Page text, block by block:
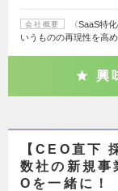
会社概要
〈SaaS特
いうものの再現性を高
興
【CEO直下
数社の新規事
Oを一緒に！